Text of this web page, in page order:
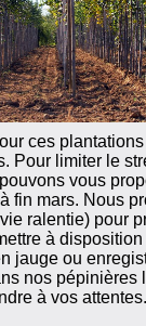
ces
Pour limiter le
vous
fin mars. Nous
ralentie) pour
à
jauge ou
nos pépinières
à vos attentes.